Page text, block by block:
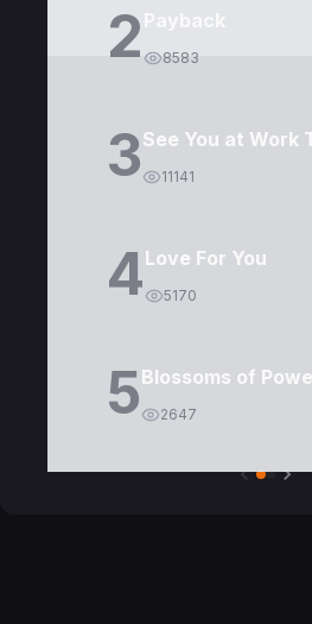
2 8583
3See You at Work
11141
4Love For You
5170
5Blossoms of
2647